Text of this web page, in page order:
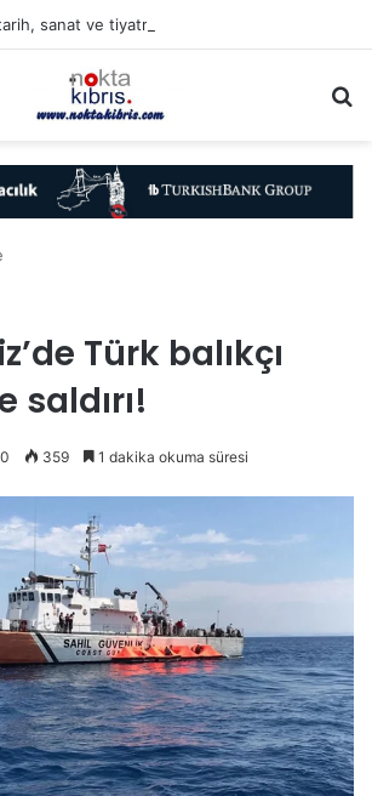
Türk balıkçı
saldırı!
0 359 1 dakika okuma süresi